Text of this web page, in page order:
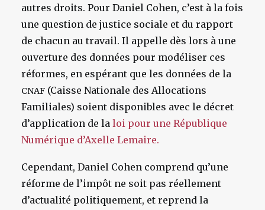
autres droits. Pour Daniel Cohen, c’est à la fois
une question de justice sociale et du rapport
de chacun au travail. Il appelle dès lors à une
ouverture des données pour modéliser ces
réformes, en espérant que les données de la
CNAF (Caisse Nationale des Allocations
Familiales) soient disponibles avec le décret
d’application de la loi pour une République
Numérique d’Axelle Lemaire.
Cependant, Daniel Cohen comprend qu’une
réforme de l’impôt ne soit pas réellement
d’actualité politiquement, et reprend la